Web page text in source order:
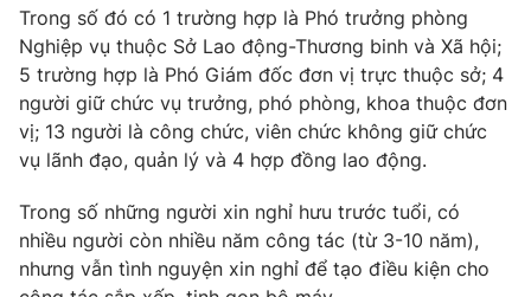
Video Shorts video
VTV Money VTV Thể thao
Thị trường 24h Tấm lòng Việt
Trong số đó có 1 trường hợp là Phó trưởng phòng
Nghiệp vụ thuộc Sở Lao động-Thương binh và Xã hội;
5 trường hợp là Phó Giám đốc đơn vị trực thuộc sở; 4
người giữ chức vụ trưởng, phó phòng, khoa thuộc đơn
vị; 13 người là công chức, viên chức không giữ chức
vụ lãnh đạo, quản lý và 4 hợp đồng lao động.
Trong số những người xin nghỉ hưu trước tuổi, có
nhiều người còn nhiều năm công tác (từ 3-10 năm),
nhưng vẫn tình nguyện xin nghỉ để tạo điều kiện cho